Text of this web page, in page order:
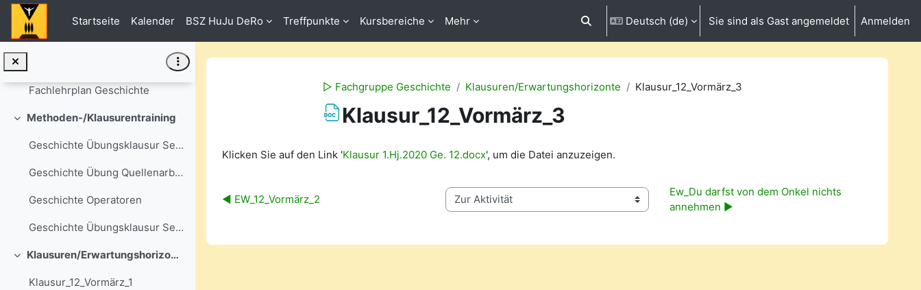
Zum Hauptinhalt
Startseite
Kalender BSZ HuJu DeRo Treffpunkte Kursbereiche Mehr Sucheingabe umschalten
Deutsch ‎(de)‎ Sie sind als Gast angemeldet Anmelden
Einklappen
Allgemeines
Ankündigungen
Einklappen
Fachlehrplan Geschichte
Einklappen
Methoden-/Klausurentraining
Geschichte Übungsklausur Sek II
Geschichte Übung Quellenarbeit
Geschichte Operatoren
Geschichte Übungsklausur Sek II mit Lösungen 1
Einklappen Klausuren/Erwartungshorizonte
Klausur_12_Vormärz_1
▻ Fachgruppe Geschichte Klausuren/Erwartungshorizonte Klausur_12_Vormärz_3
Klausur_12_Vormärz_3
Klicken Sie auf den Link 'Klausur 1.Hj.2020 Ge. 12.docx', um die Datei anzuzeigen.
◀︎ EW_12_Vormärz_2 Zur Aktivität
Ew_Du darfst von dem Onkel nichts
annehmen ▶︎